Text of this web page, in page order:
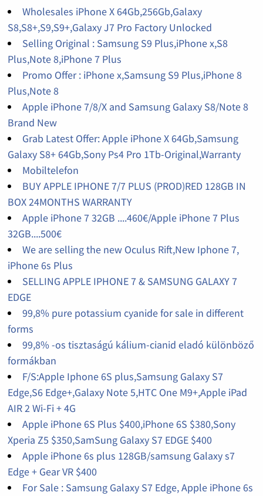
Wholesales iPhone X 64Gb,256Gb,Galaxy
S8,S8+,S9,S9+,Galaxy J7 Pro Factory Unlocked
Selling Original : Samsung S9 Plus,iPhone x,S8
Plus,Note 8,iPhone 7 Plus
Promo Offer : iPhone x,Samsung S9 Plus,iPhone 8
Plus,Note 8
Apple iPhone 7/8/X and Samsung Galaxy S8/Note 8
Brand New
Grab Latest Offer: Apple iPhone X 64Gb,Samsung
Galaxy S8+ 64Gb,Sony Ps4 Pro 1Tb-Original,Warranty
Mobiltelefon
BUY APPLE IPHONE 7/7 PLUS (PROD)RED 128GB IN
BOX 24MONTHS WARRANTY
Apple iPhone 7 32GB ....460€/Apple iPhone 7 Plus
32GB....500€
We are selling the new Oculus Rift,New Iphone 7,
iPhone 6s Plus
SELLING APPLE IPHONE 7 & SAMSUNG GALAXY 7
EDGE
99,8% pure potassium cyanide for sale in different
forms
99,8% -os tisztaságú kálium-cianid eladó különböző
formákban
F/S:Apple Iphone 6S plus,Samsung Galaxy S7
Edge,S6 Edge+,Galaxy Note 5,HTC One M9+,Apple iPad
AIR 2 Wi-Fi + 4G
Apple iPhone 6S Plus $400,iPhone 6S $380,Sony
Xperia Z5 $350,SamSung Galaxy S7 EDGE $400
Apple iPhone 6s plus 128GB/samsung Galaxy s7
Edge + Gear VR $400
For Sale : Samsung Galaxy S7 Edge, Apple iPhone 6s